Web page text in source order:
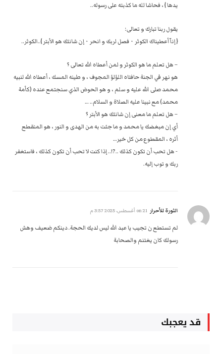
يدها } ، فحاشا لله ما كذبته على رسوله..
يقول ربنا تبارك و تعالى:
{ إنآ أعطيناك الكوثر ٠ فصل لربك و انحر ٠ إن شانئك هو الأبتر }..الكوثر..
– هل تعلم ما هو الكوثر و لمن أعطاه الله تعالى ؟
هو نهر في الجنة حافتاه اللؤلؤ المجوف ، و طينه المسك ، أعطاه الله لنبيه
محمد صلى الله عليه و سلم ، و هو الحوض الذي سنجتمع عنده (كأمة
محمد) مع نبينا عليه الصلاة و السلام.. … ‏‎
– هل تعلم ما معنى إن شانئك هو الأبتر ؟
أي إن مبغضك يا محمد و ما جئت به من الهدى و النور ، هو المنقطع
أثره ، المقطوع من كل خير…
‏- هل تحب أن تكون كذلك ..?!.. إذا كنت لا تحب أن تكون كذلك ، فاستغفر
ربك و توب إليه.
الثورة للأحرار 21 أغسطس، 2025 3:57 م
لم تستطع ن تجيب يا عبد الله ليس لديك الحجة. دينكم ضعيف وهش
رسولك كان يغتنم والصحابة
قد يعجبك